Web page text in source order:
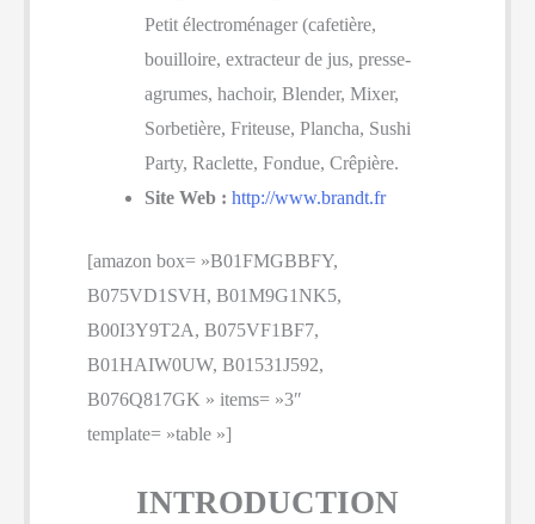
Petit électroménager (cafetière,
bouilloire, extracteur de jus, presse-
agrumes, hachoir, Blender, Mixer,
Sorbetière, Friteuse, Plancha, Sushi
Party, Raclette, Fondue, Crêpière.
Site Web : http://www.brandt.fr
[amazon box= »B01FMGBBFY,
B075VD1SVH, B01M9G1NK5,
B00I3Y9T2A, B075VF1BF7,
B01HAIW0UW, B01531J592,
B076Q817GK » items= »3″
template= »table »]
INTRODUCTION